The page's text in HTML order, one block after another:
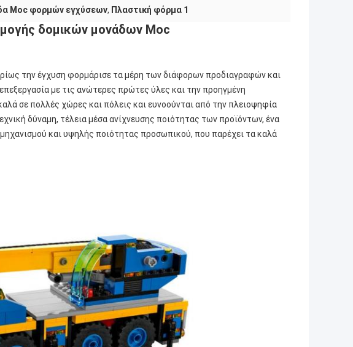
Moc φορμών εγχύσεων, Πλαστική φόρμα 1
δομικών μονάδων Moc
την έγχυση φορμάρισε τα μέρη των διάφορων προδιαγραφών και
με τις ανώτερες πρώτες ύλες και την προηγμένη
σε πολλές χώρες και πόλεις και ευνοούνται από την πλειοψηφία
δύναμη, τέλεια μέσα ανίχνευσης ποιότητας των προϊόντων, ένα
και υψηλής ποιότητας προσωπικού, που παρέχει τα καλά